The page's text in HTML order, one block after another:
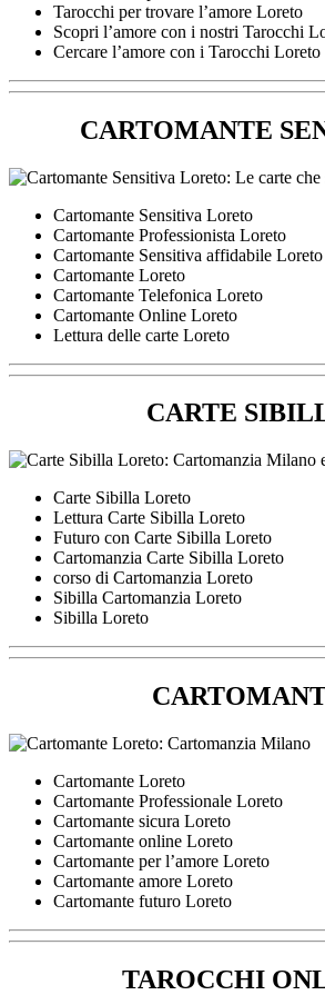
Tarocchi per trovare l’amore Loreto
Scopri l’amore con i nostri Tarocchi
Cercare l’amore con i Tarocchi Loreto
CARTOMANTE
Cartomante Sensitiva Loreto
Cartomante Professionista Loreto
Cartomante Sensitiva affidabile Loreto
Cartomante Loreto
Cartomante Telefonica Loreto
Cartomante Online Loreto
Lettura delle carte Loreto
CARTE
Carte Sibilla Loreto
Lettura Carte Sibilla Loreto
Futuro con Carte Sibilla Loreto
Cartomanzia Carte Sibilla Loreto
corso di Cartomanzia Loreto
Sibilla Cartomanzia Loreto
Sibilla Loreto
Cartomante Loreto
Cartomante Professionale Loreto
Cartomante sicura Loreto
Cartomante online Loreto
Cartomante per l’amore Loreto
Cartomante amore Loreto
Cartomante futuro Loreto
TAROCCHI